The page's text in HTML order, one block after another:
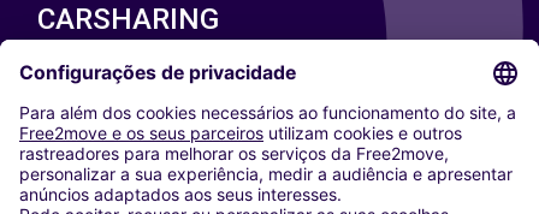
CARSHARING
NOSSAS CIDADES
Washington DC
Milan
Rome
Turin
Vienna